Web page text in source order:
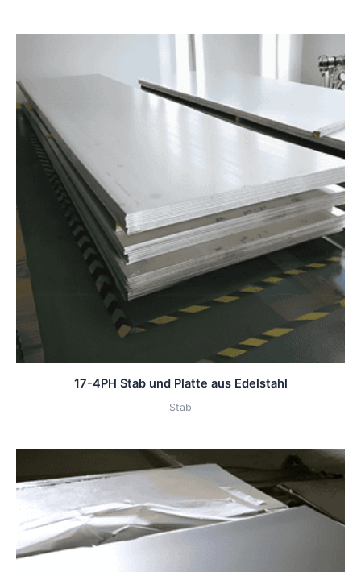
17-4PH Stab und Platte aus Edelstahl
Stab